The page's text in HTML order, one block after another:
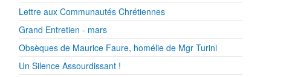
Lettre aux Communautés Chrétiennes
Grand Entretien - mars
Obsèques de Maurice Faure, homélie de Mgr Turini
Un Silence Assourdissant !